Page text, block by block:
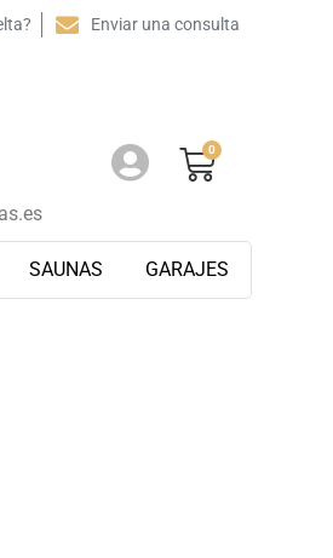
Enviar una consulta
0
SAUNAS GARAJES